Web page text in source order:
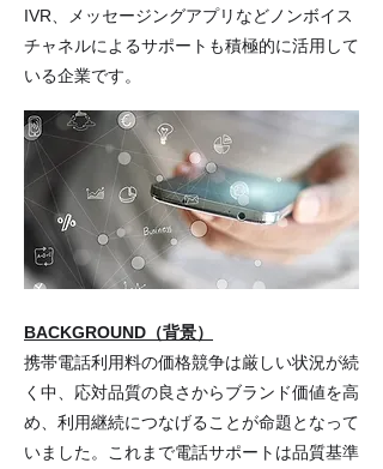
IVR、メッセージングアプリなどノンボイス
チャネルによるサポートも積極的に活用して
いる企業です。
BACKGROUND（背景）
携帯電話利用料の価格競争は厳しい状況が続
く中、応対品質の良さからブランド価値を高
め、利用継続につなげることが命題となって
いました。これまで電話サポートは品質基準